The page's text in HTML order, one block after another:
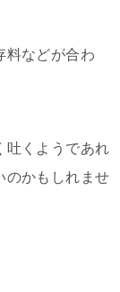
料などが合わ
吐くようであれ
のかもしれませ